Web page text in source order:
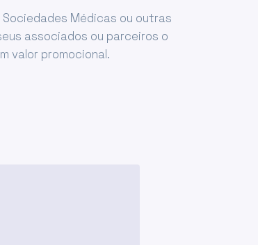
Médicas ou outras
associados ou parceiros o
valor promocional.